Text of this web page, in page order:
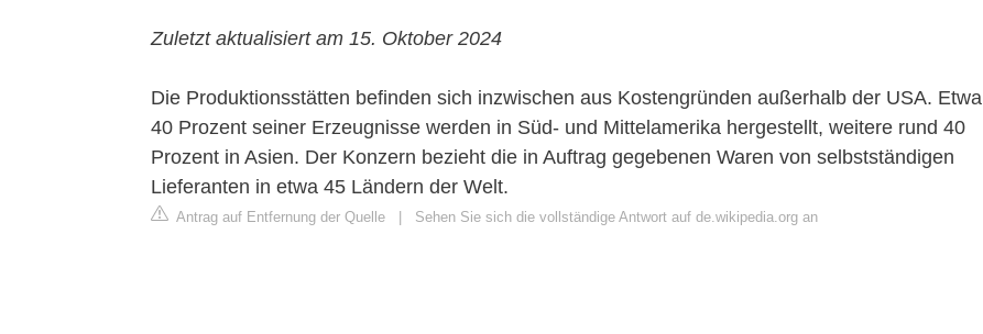
Zuletzt aktualisiert am 15. Oktober 2024
Die Produktionsstätten befinden sich inzwischen aus Kostengründen außerhalb der USA. Etwa
40 Prozent seiner Erzeugnisse werden in Süd- und Mittelamerika hergestellt, weitere rund 40
Prozent in Asien. Der Konzern bezieht die in Auftrag gegebenen Waren von selbstständigen
Lieferanten in etwa 45 Ländern der Welt.
Antrag auf Entfernung der Quelle Sehen Sie sich die vollständige Antwort auf de.wikipedia.org an